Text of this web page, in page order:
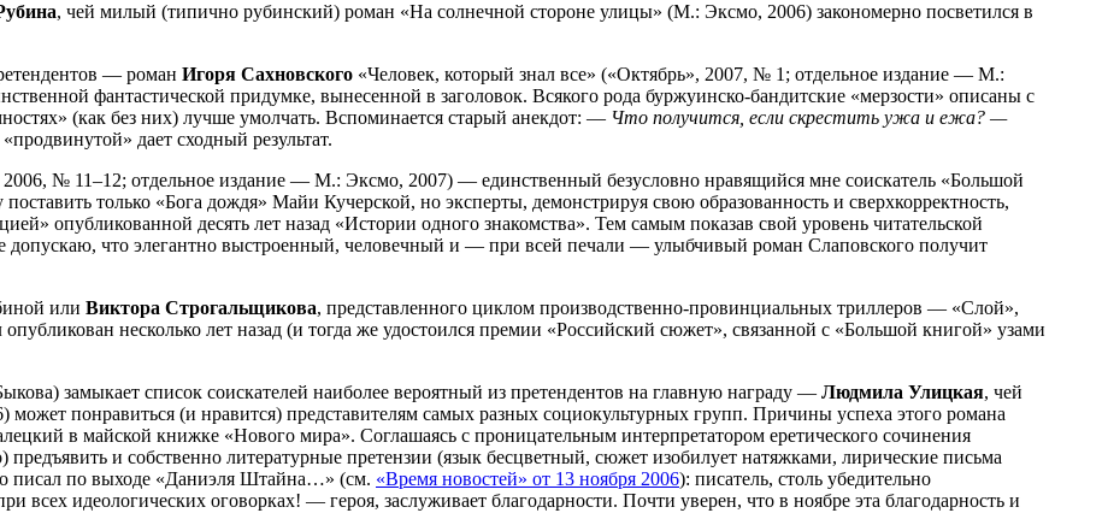
, чей милый (типично рубинский) роман «На солнечной стороне улицы» (М.: Эксмо, 2006) закономерно посветился в
— роман Игоря Сахновского «Человек, который знал все» («Октябрь», 2007, № 1; отдельное издание — М.:
фантастической придумке, вынесенной в заголовок. Всякого рода буржуинско-бандитские «мерзости» описаны с
(как без них) лучше умолчать. Вспоминается старый анекдот: — Что получится, если скрестить ужа и ежа? —
дает сходный результат.
2006, № 11–12; отдельное издание — М.: Эксмо, 2007) — единственный безусловно нравящийся мне соискатель «Большой
только «Бога дождя» Майи Кучерской, но эксперты, демонстрируя свою образованность и сверхкорректность,
опубликованной десять лет назад «Истории одного знакомства». Тем самым показав свой уровень читательской
что элегантно выстроенный, человечный и — при всей печали — улыбчивый роман Слаповского получит
или Виктора Строгальщикова, представленного циклом производственно-провинциальных триллеров — «Слой»,
несколько лет назад (и тогда же удостоился премии «Российский сюжет», связанной с «Большой книгой» узами
замыкает список соискателей наиболее вероятный из претендентов на главную награду — Людмила Улицкая, чей
понравиться (и нравится) представителям самых разных социокультурных групп. Причины успеха этого романа
в майской книжке «Нового мира». Соглашаясь с проницательным интерпретатором еретического сочинения
и собственно литературные претензии (язык бесцветный, сюжет изобилует натяжками, лирические письма
писал по выходе «Даниэля Штайна…» (см. «Время новостей» от 13 ноября 2006): писатель, столь убедительно
всех идеологических оговорках! — героя, заслуживает благодарности. Почти уверен, что в ноябре эта благодарность и